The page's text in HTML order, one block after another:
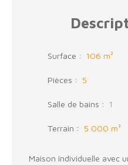
Surface : 106 m²
Pièces : 5
Salle de bains : 1
Terrain : 5 000 m²
Maison individuelle avec